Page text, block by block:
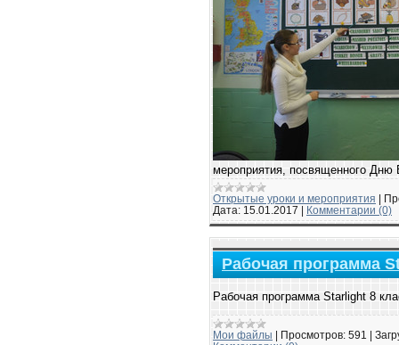
мероприятия, посвященного Дню
Открытые уроки и мероприятия
Дата: 15.01.2017 Комментарии (0)
Рабочая программа
Рабочая программа Starlight 8
Мои файлы | Просмотров: 591 |